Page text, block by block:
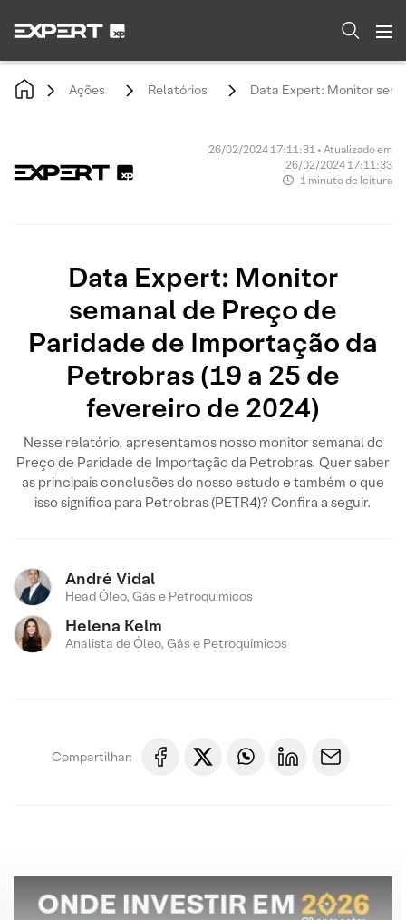
Ações Relatórios Data Expert: Monitor
26/02/2024 17:11:31 • Atualizado em
26/02/2024 17:11:33
1 minuto de leitura
Data Expert: Monitor
semanal de Preço de
Paridade de Importação da
Petrobras (19 a 25 de
fevereiro de 2024)
Nesse relatório, apresentamos nosso monitor semanal do
Preço de Paridade de Importação da Petrobras. Quer saber
as principais conclusões do nosso estudo e também o que
isso significa para Petrobras (PETR4)? Confira a seguir.
André Vidal
Head Óleo, Gás e Petroquímicos
Helena Kelm
Analista de Óleo, Gás e Petroquímicos
Compartilhar: